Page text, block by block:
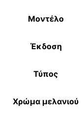
Μοντέλο
Έκδοση
Τύπος
Χρώμα μελανιού